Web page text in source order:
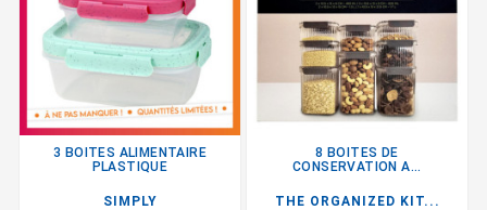
3 BOITES ALIMENTAIRE
PLASTIQUE
SIMPLY
8 BOITES DE
CONSERVATION A...
THE ORGANIZED KIT...